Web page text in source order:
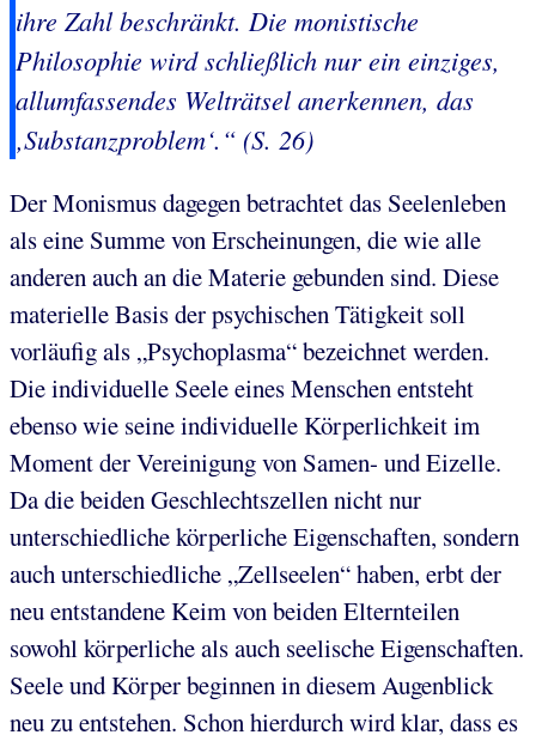
ihre Zahl beschränkt. Die monistische
Philosophie wird schließlich nur ein einziges,
allumfassendes Welträtsel anerkennen, das
‚Substanzproblem‘.“ (S. 26)
Der Monismus dagegen betrachtet das Seelenleben
als eine Summe von Erscheinungen, die wie alle
anderen auch an die Materie gebunden sind. Diese
materielle Basis der psychischen Tätigkeit soll
vorläufig als „Psychoplasma“ bezeichnet werden.
Die individuelle Seele eines Menschen entsteht
ebenso wie seine individuelle Körperlichkeit im
Moment der Vereinigung von Samen- und Eizelle.
Da die beiden Geschlechtszellen nicht nur
unterschiedliche körperliche Eigenschaften, sondern
auch unterschiedliche „Zellseelen“ haben, erbt der
neu entstandene Keim von beiden Elternteilen
sowohl körperliche als auch seelische Eigenschaften.
Seele und Körper beginnen in diesem Augenblick
neu zu entstehen. Schon hierdurch wird klar, dass es